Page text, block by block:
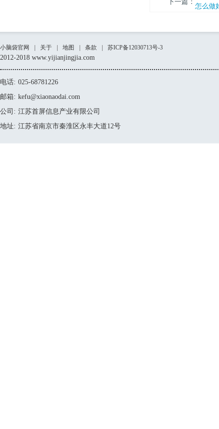
下一篇： 怎么做
小脑袋官网 关于 地图 条款 苏ICP备12030713号-3
2012-2018 www.yijianjingjia.com
电话: 025-68781226
邮箱: kefu@xiaonaodai.com
公司: 江苏首屏信息产业有限公司
地址: 江苏省南京市秦淮区永丰大道12号